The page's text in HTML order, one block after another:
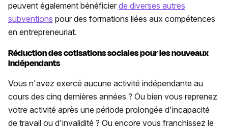
peuvent également bénéficier de diverses autres
subventions pour des formations liées aux compétences
en entrepreneuriat.
Réduction des cotisations sociales pour les nouveaux
indépendants
Vous n'avez exercé aucune activité indépendante au
cours des cinq dernières années ? Ou bien vous reprenez
votre activité après une période prolongée d'incapacité
de travail ou d'invalidité ? Ou encore vous franchissez le